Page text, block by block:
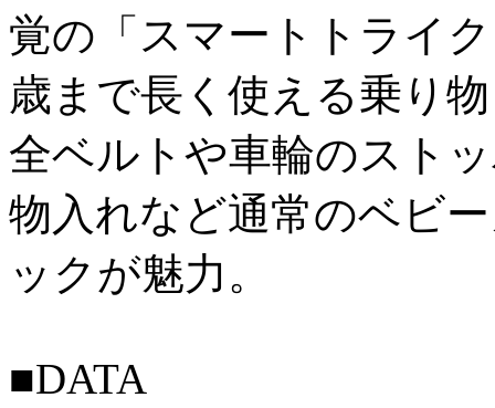
覚の「スマートトライ
歳まで長く使える乗り
全ベルトや車輪のスト
物入れなど通常のベビ
ックが魅力。
■DATA